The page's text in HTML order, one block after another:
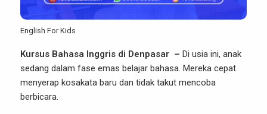
English For Kids
Kursus Bahasa Inggris di Denpasar – Di usia ini, anak
sedang dalam fase emas belajar bahasa. Mereka cepat
menyerap kosakata baru dan tidak takut mencoba
berbicara.